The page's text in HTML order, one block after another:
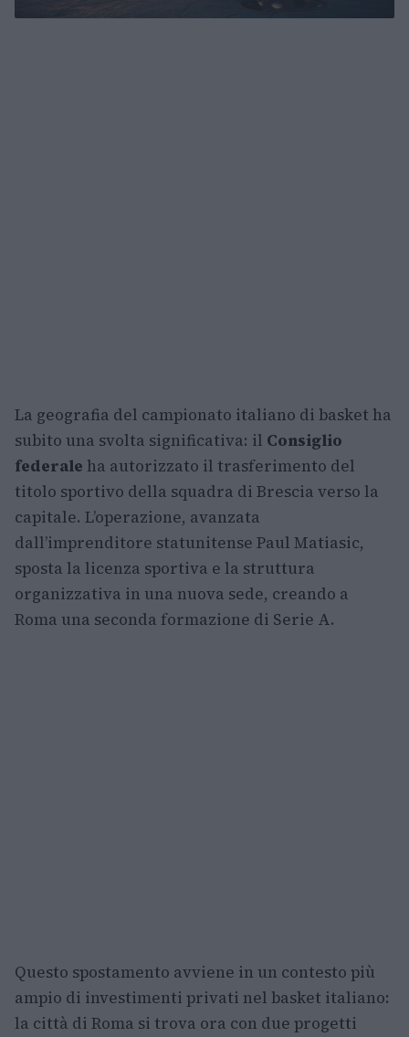
La geografia del campionato italiano di basket ha
subito una svolta significativa: il Consiglio
federale ha autorizzato il trasferimento del
titolo sportivo della squadra di Brescia verso la
capitale. L’operazione, avanzata
dall’imprenditore statunitense Paul Matiasic,
sposta la licenza sportiva e la struttura
organizzativa in una nuova sede, creando a
Roma una seconda formazione di Serie A.
Questo spostamento avviene in un contesto più
ampio di investimenti privati nel basket italiano:
la città di Roma si trova ora con due progetti